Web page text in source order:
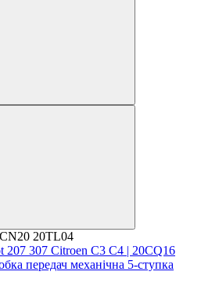
20TL04
207 307 Citroen C3 C4 | 20CQ16
передач механічна 5-ступка